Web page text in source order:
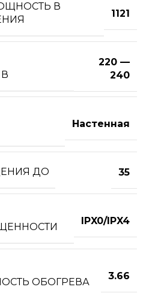
В
1121
220 —
240
Настенная
ДО 35
IPX0/IPX4
ОБОГРЕВА
3.66